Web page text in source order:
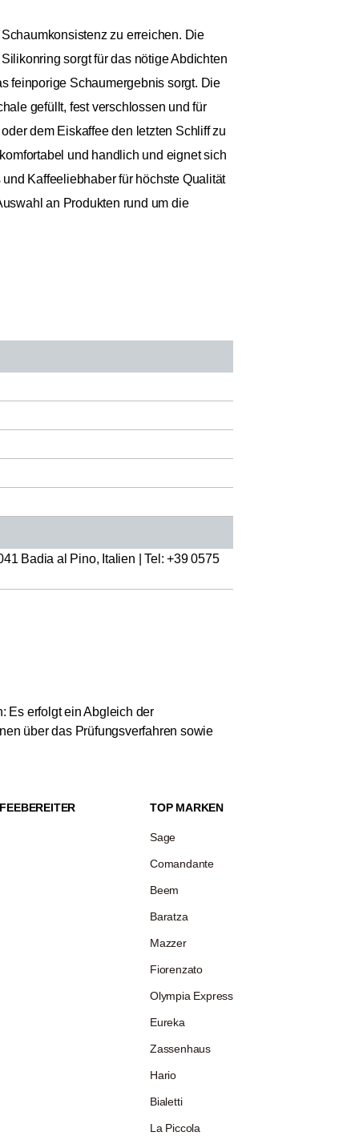
zu erreichen. Die
sorgt für das nötige Abdichten
feinporige Schaumergebnis sorgt. Die
gefüllt, fest verschlossen und für
dem Eiskaffee den letzten Schliff zu
und handlich und eignet sich
Kaffeeliebhaber für höchste Qualität
an Produkten rund um die
Badia al Pino, Italien | Tel: +39 0575
Es erfolgt ein Abgleich der
über das Prüfungsverfahren sowie
TOP MARKEN
Sage
Comandante
Beem
Baratza
Mazzer
Fiorenzato
Olympia Express
Eureka
Zassenhaus
Hario
Bialetti
La Piccola